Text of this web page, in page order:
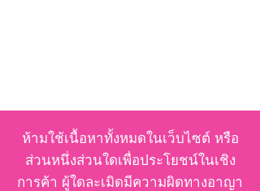
ห้ามใช้เนื้อหาทั้งหมดในเว็บไซต์ หรือ
ส่วนหนึ่งส่วนใดเพื่อประโยชน์ในเชิง
การค้า ผู้ใดละเมิดมีความผิดทางอาญา